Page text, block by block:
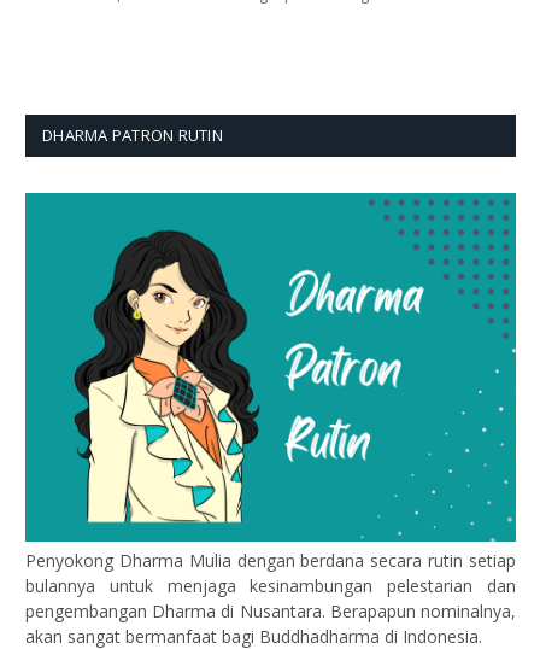
DHARMA PATRON RUTIN
Penyokong Dharma Mulia dengan berdana secara rutin setiap
bulannya untuk menjaga kesinambungan pelestarian dan
pengembangan Dharma di Nusantara. Berapapun nominalnya,
akan sangat bermanfaat bagi Buddhadharma di Indonesia.